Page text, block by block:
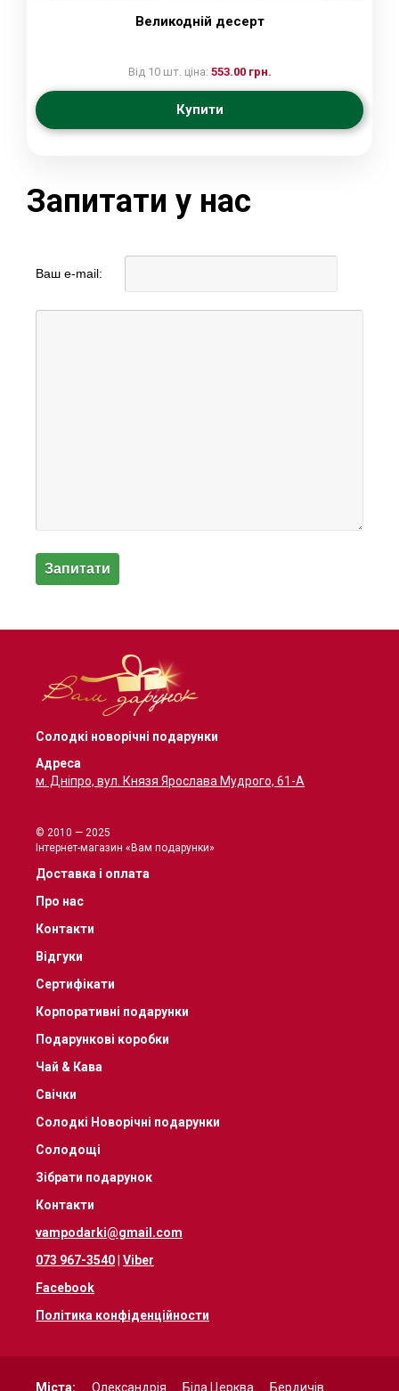
Великодній десерт
Від 10 шт. ціна: 553.00 грн.
Купити
Запитати у нас
Ваш e-mail:
Солодкі новорічні подарунки
Адреса
м. Дніпро, вул. Князя Ярослава Мудрого, 61-А
© 2010 — 2025
Інтернет-магазин «Вам подарунки»
Доставка і оплата
Про нас
Контакти
Відгуки
Сертифікати
Корпоративні подарунки
Подарункові коробки
Чай & Кава
Свічки
Солодкі Новорічні подарунки
Солодощі
Зібрати подарунок
Контакти
vampodarki@gmail.com
073 967-3540 Viber
Facebook
Політика конфіденційности
Міста: Олександрія Біла Церква Бердичів